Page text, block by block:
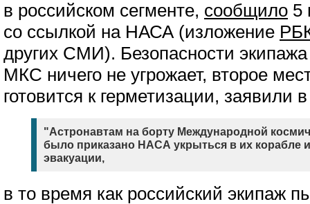
в российском сегменте, сообщило 5
со ссылкой на НАСА (изложение
других СМИ). Безопасности
МКС ничего не угрожает, второе
готовится к герметизации, заявили
"Астронавтам на борту Международной
было приказано НАСА укрыться в их корабле
эвакуации,
в то время как российский экипаж